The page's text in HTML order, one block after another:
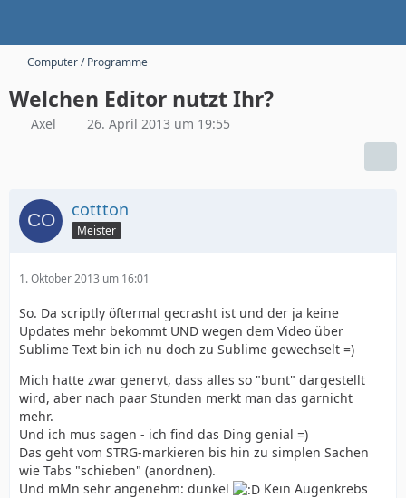
Computer / Programme
Welchen Editor nutzt Ihr?
Axel 26. April 2013 um 19:55
cottton
Meister
1. Oktober 2013 um 16:01
So. Da scriptly öftermal gecrasht ist und der ja keine
Updates mehr bekommt UND wegen dem Video über
Sublime Text bin ich nu doch zu Sublime gewechselt =)
Mich hatte zwar genervt, dass alles so "bunt" dargestellt
wird, aber nach paar Stunden merkt man das garnicht
mehr.
Und ich mus sagen - ich find das Ding genial =)
Das geht vom STRG-markieren bis hin zu simplen Sachen
wie Tabs "schieben" (anordnen).
Und mMn sehr angenehm: dunkel
Kein Augenkrebs